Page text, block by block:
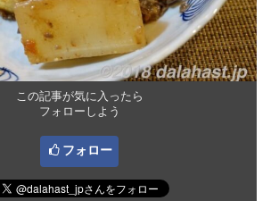
この記事が気に入ったら
フォローしよう
フォロー